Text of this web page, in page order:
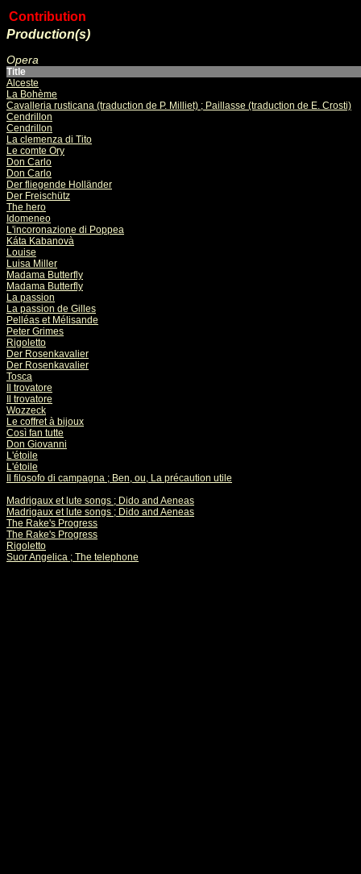
Contribution
Production(s)
Opera
Title
Alceste
La Bohème
Cavalleria rusticana (traduction de P. Milliet) ; Paillasse (traduction de E. Crosti)
Cendrillon
Cendrillon
La clemenza di Tito
Le comte Ory
Don Carlo
Don Carlo
Der fliegende Holländer
Der Freischütz
The hero
Idomeneo
L'incoronazione di Poppea
Káta Kabanovà
Louise
Luisa Miller
Madama Butterfly
Madama Butterfly
La passion
La passion de Gilles
Pelléas et Mélisande
Peter Grimes
Rigoletto
Der Rosenkavalier
Der Rosenkavalier
Tosca
Il trovatore
Il trovatore
Wozzeck
Le coffret à bijoux
Così fan tutte
Don Giovanni
L'étoile
L'étoile
Il filosofo di campagna ; Ben, ou, La précaution utile
Madrigaux et lute songs ; Dido and Aeneas
Madrigaux et lute songs ; Dido and Aeneas
The Rake's Progress
The Rake's Progress
Rigoletto
Suor Angelica ; The telephone